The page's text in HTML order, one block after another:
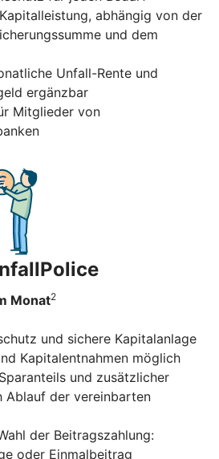
abhängig von der
und dem
Unfall-Rente und
ergänzbar
Mitglieder von
Monat2
und sichere Kapitalanlage
Kapitalentnahmen möglich
und zusätzlicher
Ablauf der vereinbarten
der Beitragszahlung:
oder Einmalbeitrag